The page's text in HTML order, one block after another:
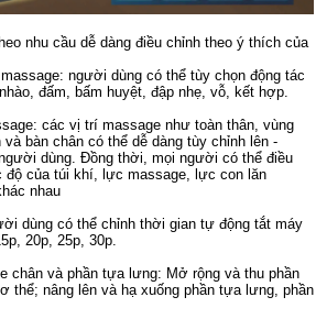
nhu cầu dễ dàng điều chỉnh theo ý thích của
người dùng có thể tùy chọn động tác
đấm, bấm huyệt, đập nhẹ, vỗ, kết hợp.
các vị trí massage như toàn thân, vùng
bàn chân có thể dễ dàng tùy chỉnh lên -
dùng. Đồng thời, mọi người có thể điều
của túi khí, lực massage, lực con lăn
nhau
dùng có thể chỉnh thời gian tự động tắt máy
20p, 25p, 30p.
chân và phần tựa lưng: Mở rộng và thu phần
thể; nâng lên và hạ xuống phần tựa lưng, phần